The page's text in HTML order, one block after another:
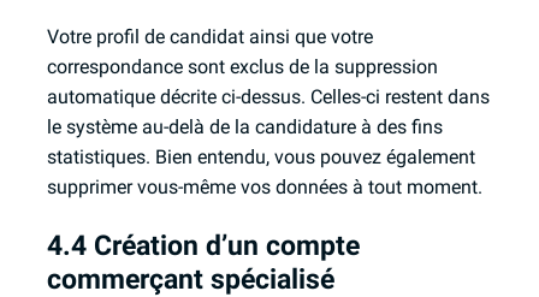
Votre profil de candidat ainsi que votre
correspondance sont exclus de la suppression
automatique décrite ci-dessus. Celles-ci restent dans
le système au-delà de la candidature à des fins
statistiques. Bien entendu, vous pouvez également
supprimer vous-même vos données à tout moment.
4.4 Création d’un compte
commerçant spécialisé